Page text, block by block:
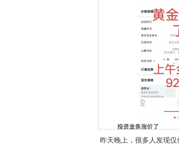
昨天晚上，很多人发现